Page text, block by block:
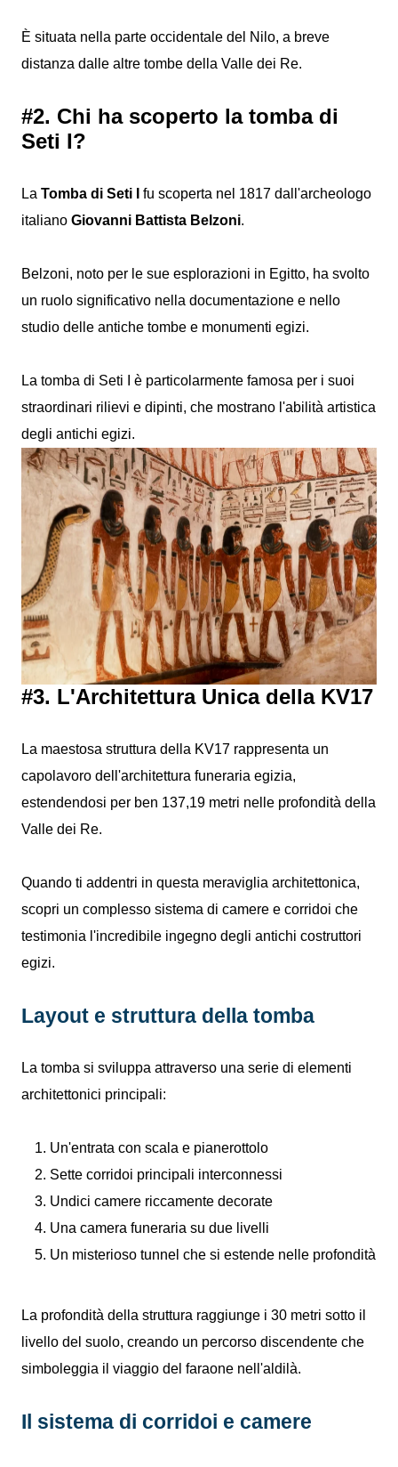
È situata nella parte occidentale del Nilo, a breve
distanza dalle altre tombe della Valle dei Re.
#2. Chi ha scoperto la tomba di
Seti I?
La Tomba di Seti I
fu scoperta nel 1817 dall'archeologo
italiano Giovanni Battista Belzoni.
Belzoni, noto per le sue esplorazioni in Egitto, ha svolto
un ruolo significativo nella documentazione e nello
studio delle antiche tombe e monumenti egizi.
La tomba di Seti I è particolarmente famosa per i suoi
straordinari rilievi e dipinti, che mostrano l'abilità artistica
degli antichi egizi.
#3. L'Architettura Unica della KV17
La maestosa struttura della KV17 rappresenta un
capolavoro dell'architettura funeraria egizia,
estendendosi per ben 137,19 metri nelle profondità della
Valle dei Re.
Quando ti addentri in questa meraviglia architettonica,
scopri un complesso sistema di camere e corridoi che
testimonia l'incredibile ingegno degli antichi costruttori
egizi.
Layout e struttura della tomba
La tomba si sviluppa attraverso una serie di elementi
architettonici principali:
Un'entrata con scala e pianerottolo
Sette corridoi principali interconnessi
Undici camere riccamente decorate
Una camera funeraria su due livelli
Un misterioso tunnel che si estende nelle profondità
La profondità della struttura raggiunge i 30 metri sotto il
livello del suolo, creando un percorso discendente che
simboleggia il viaggio del faraone nell'aldilà.
Il sistema di corridoi e camere